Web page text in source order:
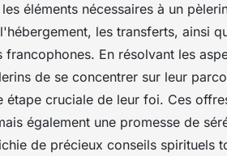
éléments nécessaires à un
les transferts, ainsi
francophones. En résolvant les
de se concentrer sur leur
étape cruciale de leur foi. Ces
également une promesse de
de précieux conseils spirituels